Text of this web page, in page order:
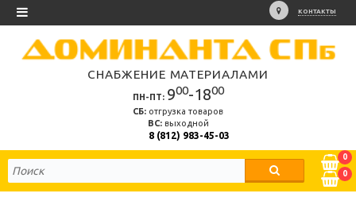
КОНТАКТЫ
СНАБЖЕНИЕ МАТЕРИАЛАМИ
ПН-ПТ: 900-1800
СБ: отгрузка товаров
ВС:выходной
8 (812) 983-45-03
0
0